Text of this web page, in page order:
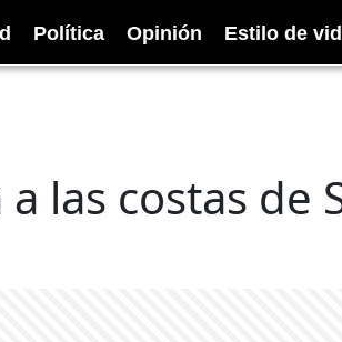
Política Opinión Estilo de
las costas de